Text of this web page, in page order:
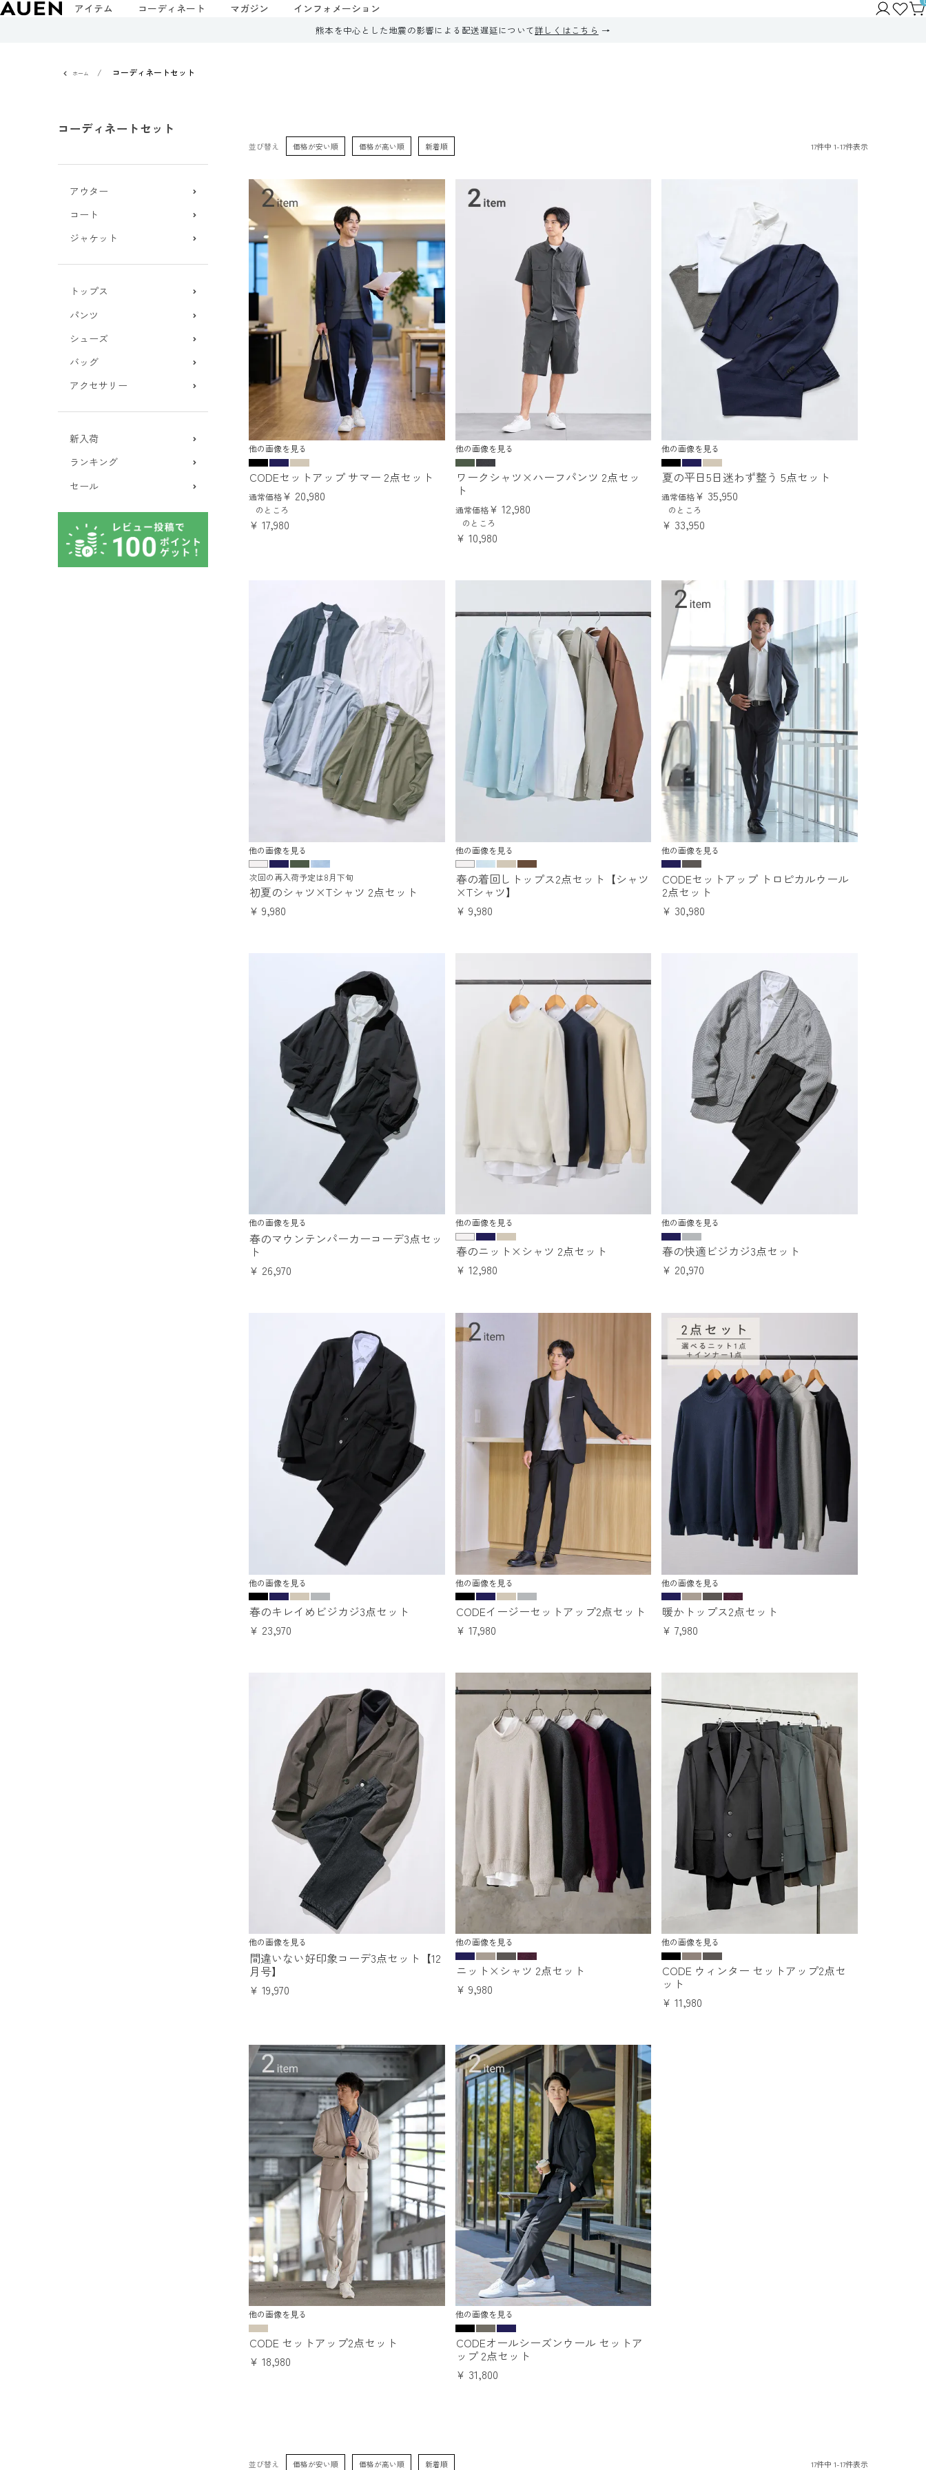
アイテム コーディネート マガジン インフォメーション
熊本を中心とした地震の影響による配送遅延について詳しくはこちら
ホーム コーディネートセット
コーディネートセット
アウター
コート
ジャケット
トップス
パンツ
シューズ
バッグ
アクセサリー
新入荷
ランキング
セール
並び替え 価格が安い順 価格が高い順 新着順 17件中 1-17件表示
他の画像を見る
CODEセットアップ サマー 2点セット
通常価格¥ 20,980
のところ
¥ 17,980
他の画像を見る
ワークシャツ×ハーフパンツ 2点セッ
ト
通常価格¥ 12,980
のところ
¥ 10,980
他の画像を見る
夏の平日5日迷わず整う 5点セット
通常価格¥ 35,950
のところ
¥ 33,950
他の画像を見る
次回の再入荷予定は8月下旬
初夏のシャツ×Tシャツ 2点セット
¥ 9,980
他の画像を見る
春の着回しトップス2点セット【シャツ
×Tシャツ】
¥ 9,980
他の画像を見る
CODEセットアップ トロピカルウール
2点セット
¥ 30,980
他の画像を見る
春のマウンテンパーカーコーデ3点セッ
ト
¥ 26,970
他の画像を見る
春のニット×シャツ 2点セット
¥ 12,980
他の画像を見る
春の快適ビジカジ3点セット
¥ 20,970
他の画像を見る
春のキレイめビジカジ3点セット
¥ 23,970
他の画像を見る
CODEイージーセットアップ2点セット
¥ 17,980
他の画像を見る
暖かトップス2点セット
¥ 7,980
他の画像を見る
間違いない好印象コーデ3点セット【12
月号】
¥ 19,970
他の画像を見る
ニット×シャツ 2点セット
¥ 9,980
他の画像を見る
CODE ウィンター セットアップ2点セ
ット
¥ 11,980
他の画像を見る
CODE セットアップ2点セット
¥ 18,980
他の画像を見る
CODEオールシーズンウール セットア
ップ 2点セット
¥ 31,800
並び替え 価格が安い順 価格が高い順 新着順 17件中 1-17件表示